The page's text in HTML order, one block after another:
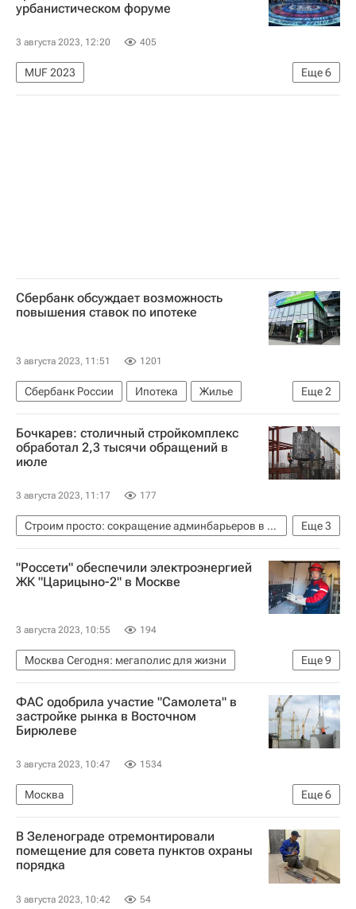
урбанистическом форуме
3 августа 2023, 12:20 405
Еще6
MUF 2023
Московский урбанистический форум 2023 (МУФ 2023)
Сбербанк обсуждает возможность
повышения ставок по ипотеке
3 августа 2023, 11:51 1201
Еще2
Сбербанк России Ипотека
Жилье
Кредиты
Банки
Бочкарев: столичный стройкомплекс
обработал 2,3 тысячи обращений в
июле
3 августа 2023, 11:17 177
Еще3
Строим просто: сокращение админбарьеров в строительстве
Строительство
Москва Андрей Бочкарев
"Россети" обеспечили электроэнергией
ЖК "Царицыно-2" в Москве
3 августа 2023, 10:55 194
Еще9
Москва Сегодня: мегаполис для жизни
Россети
Россети Московский регион
Москва
Россия
Городское хозяйство Москвы
Комплекс городского хозяйства Москвы
Строительство
ФАС одобрила участие "Самолета" в
застройке рынка в Восточном
Бирюлеве
3 августа 2023, 10:47 1534
Еще6
Москва
Федеральная антимонопольная служба (ФАС России)
Киевская площадь
Строительство
Коммерческая недвижимость
Самолет (девелопер)
В Зеленограде отремонтировали
помещение для совета пунктов охраны
порядка
3 августа 2023, 10:42 54